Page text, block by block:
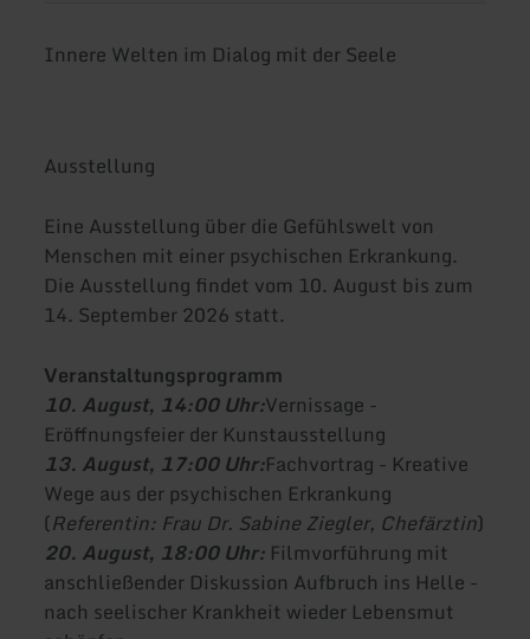
Innere Welten im Dialog mit der Seele
Ausstellung
Eine Ausstellung über die Gefühlswelt von
Menschen mit einer psychischen Erkrankung.
Die Ausstellung findet vom 10. August bis zum
14. September 2026 statt.
Veranstaltungsprogramm
10. August, 14:00 Uhr:Vernissage -
Eröffnungsfeier der Kunstausstellung
13. August, 17:00 Uhr:Fachvortrag - Kreative
Wege aus der psychischen Erkrankung
(Referentin: Frau Dr. Sabine Ziegler, Chefärztin)
20. August, 18:00 Uhr: Filmvorführung mit
anschließender Diskussion Aufbruch ins Helle -
nach seelischer Krankheit wieder Lebensmut